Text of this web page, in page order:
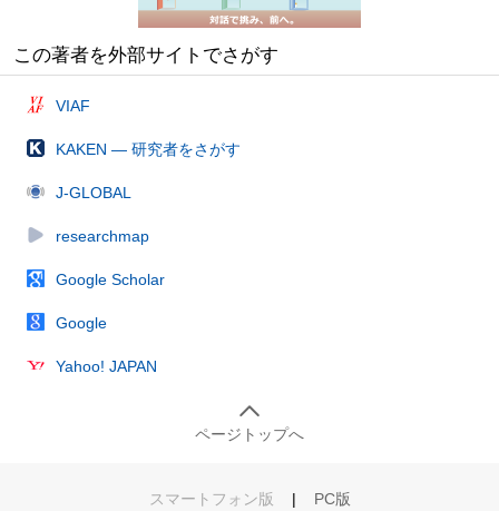
この著者を外部サイトでさがす
VIAF
KAKEN — 研究者をさがす
J-GLOBAL
researchmap
Google Scholar
Google
Yahoo! JAPAN
ページトップへ
スマートフォン版 | PC版